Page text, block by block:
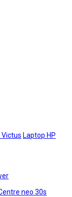
Victus Laptop HP
neo 30s